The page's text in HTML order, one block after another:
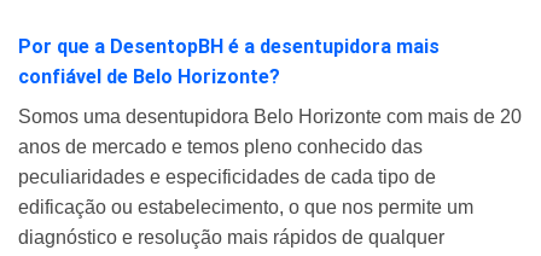
Por que a DesentopBH é a desentupidora mais
confiável de Belo Horizonte?
Somos uma desentupidora Belo Horizonte com mais de 20
anos de mercado e temos pleno conhecido das
peculiaridades e especificidades de cada tipo de
edificação ou estabelecimento, o que nos permite um
diagnóstico e resolução mais rápidos de qualquer